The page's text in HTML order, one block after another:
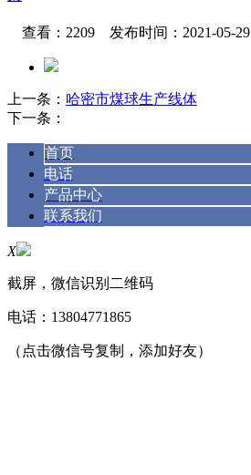
查看：2209 发布时间：2021-05-29
上一条： 哈密市煤球生产线体
下一条：
首页
电话
产品中心
联系我们
X
截屏，微信识别二维码
电话： 13804771865
（点击微信号复制，添加好友）